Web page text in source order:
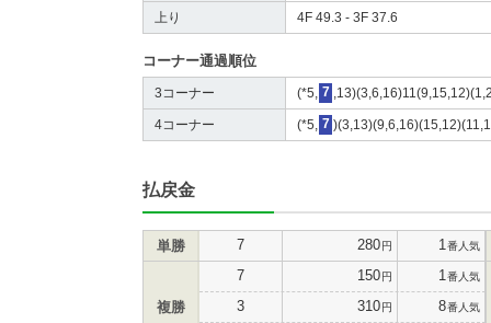
上り 4F 49.3 - 3F 37.6
コーナー通過順位
3コーナー (*5, 7
4コーナー (*5, 7
払戻金
単勝 7 280円 1 番人気
複勝
7 150円 1 番人気
3 310円 8番人気